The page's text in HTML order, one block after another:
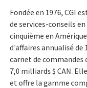
Fondée en 1976, CGI
de services-conseils
cinquième en
d'affaires annualisé de
carnet de
7,0 milliards $ CAN.
et offre la gamme